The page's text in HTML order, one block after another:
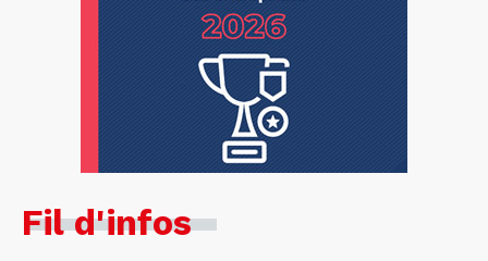
Fil d'infos